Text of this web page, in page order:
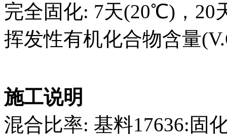
完全固化: 7天(20℃)，20
挥发性有机化合物含量
施工说明
混合比率: 基料17636:固